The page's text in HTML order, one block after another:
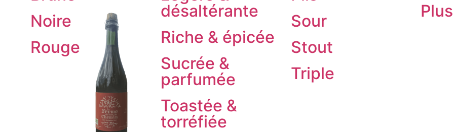
Noire
Rouge
désaltérante
Riche & épicée
Sucrée &
parfumée
Toastée &
torréfiée
Sour
Stout
Triple